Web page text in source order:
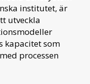
institutet, är
utveckla
kapacitet som
processen